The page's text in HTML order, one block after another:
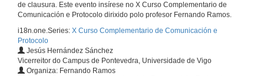
de clausura. Este evento insírese no X Curso Complementario de
Comunicación e Protocolo dirixido polo profesor Fernando Ramos.
i18n.one.Series: X Curso Complementario de Comunicación e
Protocolo
Jesús Hernández Sánchez
Vicerreitor do Campus de Pontevedra, Universidade de Vigo
Organiza: Fernando Ramos
Intervención
19 de maio de 2010
Intervención